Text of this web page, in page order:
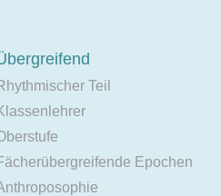
Teil
Epochen